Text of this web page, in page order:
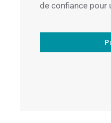
de confiance pour